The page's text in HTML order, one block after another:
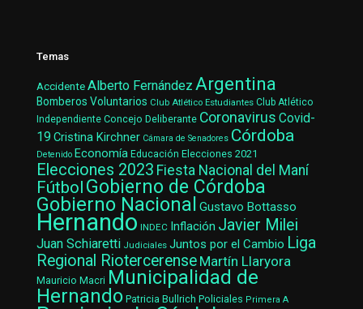
Temas
AccidenteAlberto Fernández Argentina
Bomberos Voluntarios Club Atlético Estudiantes Club Atlético
Independiente Concejo Deliberante Coronavirus Covid-
19 Cristina Kirchner Cámara de Senadores Córdoba
Detenido Economía Educación Elecciones 2021
Elecciones 2023 Fiesta Nacional del Maní
Fútbol Gobierno de Córdoba
Gobierno Nacional Gustavo Bottasso
Hernando INDEC Inflación Javier Milei
Juan Schiaretti Judiciales Juntos por el Cambio Liga
Regional Riotercerense Martín Llaryora
Mauricio Macri Municipalidad de
Hernando Patricia Bullrich Policiales Primera A